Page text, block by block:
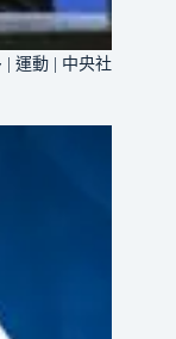
運動 | 中央社